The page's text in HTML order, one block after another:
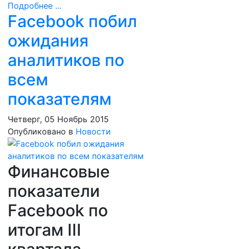
Подробнее ...
​Facebook побил
ожидания
аналитиков по
всем
показателям
Четверг, 05 Ноябрь 2015
Опубликовано в Новости
Финансовые
показатели
Facebook по
итогам III